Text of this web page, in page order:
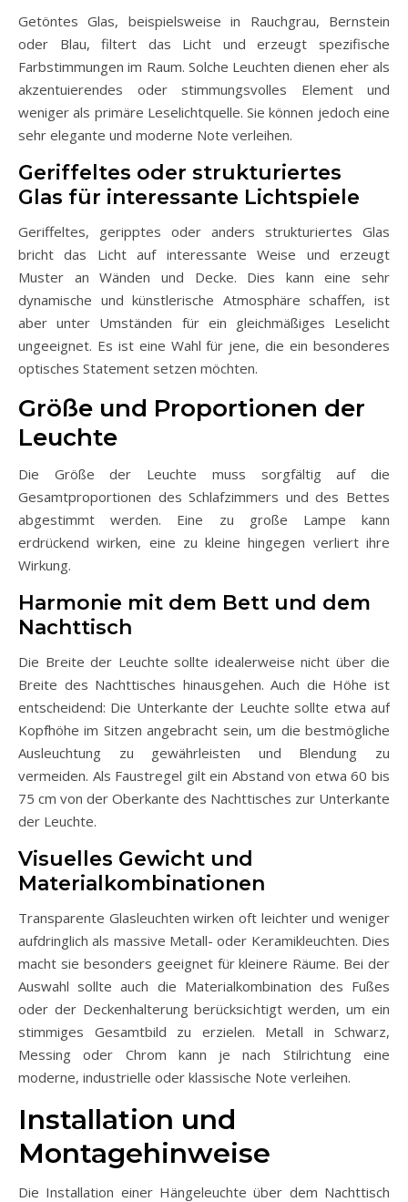
Getöntes Glas, beispielsweise in Rauchgrau, Bernstein
oder Blau, filtert das Licht und erzeugt spezifische
Farbstimmungen im Raum. Solche Leuchten dienen eher als
akzentuierendes oder stimmungsvolles Element und
weniger als primäre Leselichtquelle. Sie können jedoch eine
sehr elegante und moderne Note verleihen.
Geriffeltes oder strukturiertes
Glas für interessante Lichtspiele
Geriffeltes, geripptes oder anders strukturiertes Glas
bricht das Licht auf interessante Weise und erzeugt
Muster an Wänden und Decke. Dies kann eine sehr
dynamische und künstlerische Atmosphäre schaffen, ist
aber unter Umständen für ein gleichmäßiges Leselicht
ungeeignet. Es ist eine Wahl für jene, die ein besonderes
optisches Statement setzen möchten.
Größe und Proportionen der
Leuchte
Die Größe der Leuchte muss sorgfältig auf die
Gesamtproportionen des Schlafzimmers und des Bettes
abgestimmt werden. Eine zu große Lampe kann
erdrückend wirken, eine zu kleine hingegen verliert ihre
Wirkung.
Harmonie mit dem Bett und dem
Nachttisch
Die Breite der Leuchte sollte idealerweise nicht über die
Breite des Nachttisches hinausgehen. Auch die Höhe ist
entscheidend: Die Unterkante der Leuchte sollte etwa auf
Kopfhöhe im Sitzen angebracht sein, um die bestmögliche
Ausleuchtung zu gewährleisten und Blendung zu
vermeiden. Als Faustregel gilt ein Abstand von etwa 60 bis
75 cm von der Oberkante des Nachttisches zur Unterkante
der Leuchte.
Visuelles Gewicht und
Materialkombinationen
Transparente Glasleuchten wirken oft leichter und weniger
aufdringlich als massive Metall- oder Keramikleuchten. Dies
macht sie besonders geeignet für kleinere Räume. Bei der
Auswahl sollte auch die Materialkombination des Fußes
oder der Deckenhalterung berücksichtigt werden, um ein
stimmiges Gesamtbild zu erzielen. Metall in Schwarz,
Messing oder Chrom kann je nach Stilrichtung eine
moderne, industrielle oder klassische Note verleihen.
Installation und
Montagehinweise
Die Installation einer Hängeleuchte über dem Nachttisch